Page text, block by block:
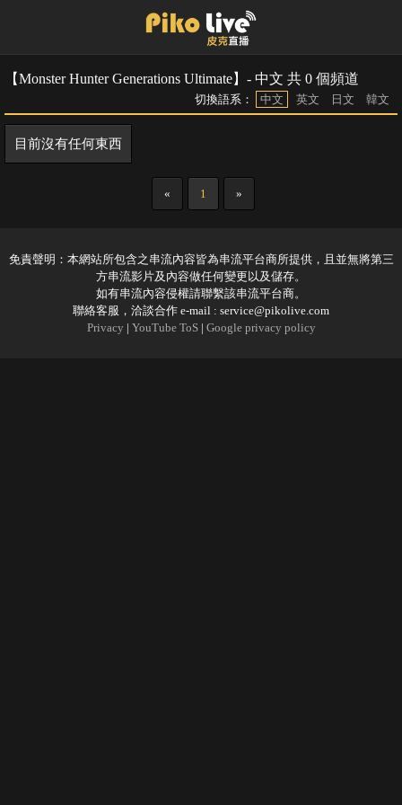
【Monster Hunter Generations Ultimate】- 中文 共 0 個頻道
切換語系： 中文 英文 日文 韓文
目前沒有任何東西
« 1 »
免責聲明：本網站所包含之串流內容皆為串流平台商所提供，且並無將第三
方串流影片及內容做任何變更以及儲存。
如有串流內容侵權請聯繫該串流平台商。
聯絡客服，洽談合作 e-mail : service@pikolive.com
Privacy | YouTube ToS| Google privacy policy